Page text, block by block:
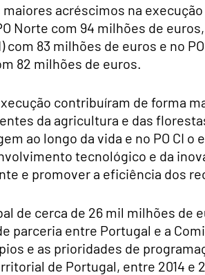
acréscimos na
Norte com 94 milhões de
com 83 milhões de euros e no
82 milhões de euros.
contribuíram de forma
da agricultura e das
ao longo da vida e no PO CI
tecnológico e da
e promover a eficiência dos
de cerca de 26 mil milhões de
parceria entre Portugal e a
e as prioridades de
de Portugal, entre 2014 e